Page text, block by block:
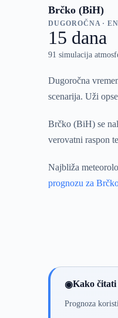
Brčko (BiH)
DUGOROČNA ·
15 dana
91 simulacija
Dugoročna
scenarija. Uži
Brčko (BiH) se
verovatni raspon
Najbliža
prognozu za
◉Kako čitati
Prognoza